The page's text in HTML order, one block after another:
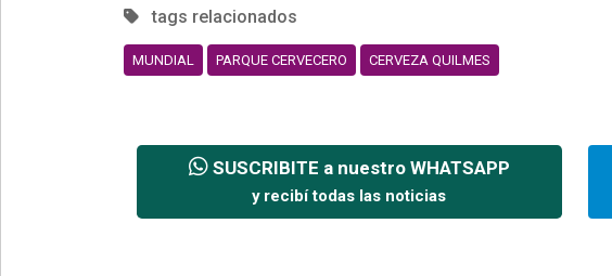
tags relacionados
MUNDIAL PARQUE CERVECERO CERVEZA QUILMES
SUSCRIBITE a nuestro WHATSAPP
y recibí todas las noticias